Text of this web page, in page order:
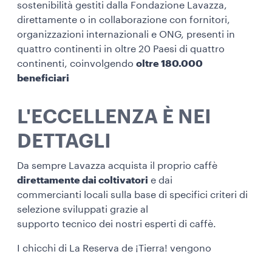
sostenibilità gestiti dalla Fondazione Lavazza,
direttamente o in collaborazione con fornitori,
organizzazioni internazionali e ONG, presenti in
quattro continenti in oltre 20 Paesi di quattro
continenti, coinvolgendo oltre 180.000
beneficiari
L'ECCELLENZA È NEI
DETTAGLI
Da sempre Lavazza acquista il proprio caffè
direttamente dai coltivatori e dai
commercianti locali sulla base di specifici criteri di
selezione sviluppati grazie al
supporto tecnico dei nostri esperti di caffè.
I chicchi di La Reserva de ¡Tierra! vengono